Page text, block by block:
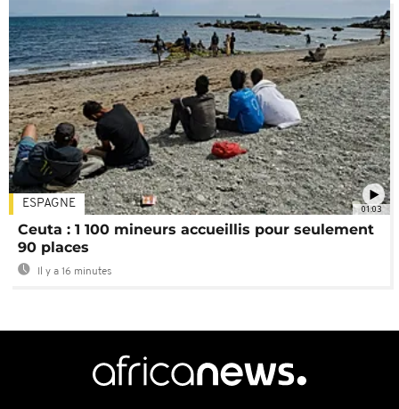
01:03
ESPAGNE
Ceuta : 1 100 mineurs accueillis pour seulement
90 places
Il y a 16 minutes